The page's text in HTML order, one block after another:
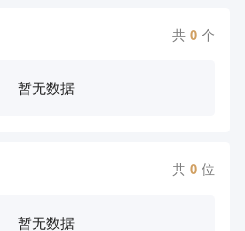
共 0 个
暂无数据
共 0 位
暂无数据